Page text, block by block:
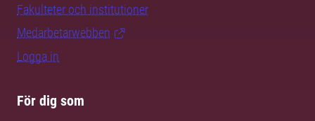
Fakulteter och institutioner
Medarbetarwebben
Logga in
För dig som